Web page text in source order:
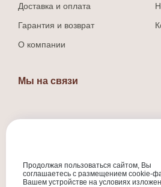
Доставка и оплата
Гарантия и возврат
О компании
Мы на связи
Индивидуальный
Валерьевна
ИНН:301710573800
ОГРНИП:324774600318231
Продолжая пользоваться сайтом, Вы
соглашаетесь с размещением cookie-
Вашем устройстве на условиях